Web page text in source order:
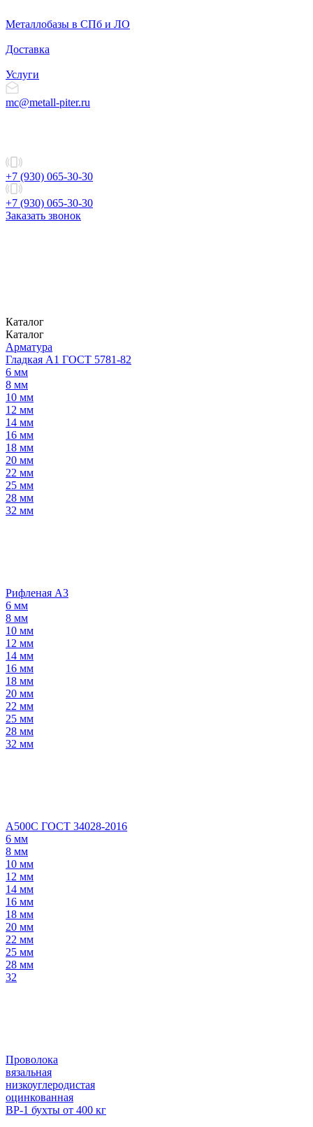
Металлобазы в СПб и ЛО
Доставка
Услуги
mc@metall-piter.ru
+7 (930) 065-30-30
+7 (930) 065-30-30
Заказать звонок
Каталог
Каталог
Арматура
Гладкая А1 ГОСТ 5781-82
6 мм
8 мм
10 мм
12 мм
14 мм
16 мм
18 мм
20 мм
22 мм
25 мм
28 мм
32 мм
Рифленая А3
6 мм
8 мм
10 мм
12 мм
14 мм
16 мм
18 мм
20 мм
22 мм
25 мм
28 мм
32 мм
А500С ГОСТ 34028-2016
6 мм
8 мм
10 мм
12 мм
14 мм
16 мм
18 мм
20 мм
22 мм
25 мм
28 мм
32
Проволока
вязальная
низкоуглеродистая
оцинкованная
ВР-1 бухты от 400 кг